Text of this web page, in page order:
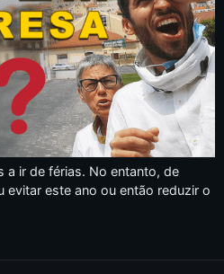
a ir de férias. No entanto, de
evitar este ano ou então reduzir o